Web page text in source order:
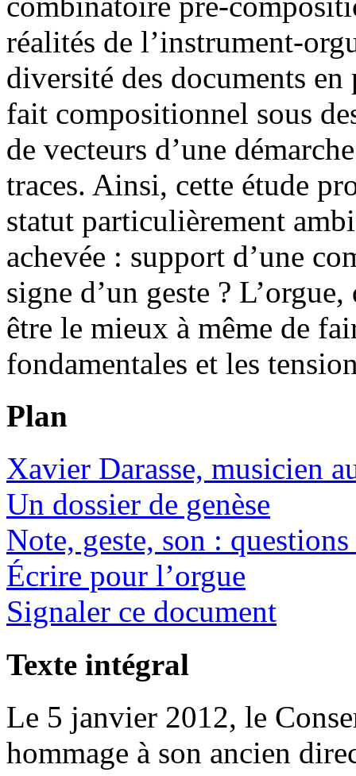
réalités de l’instrument-
diversité des documents en
fait compositionnel sous
de vecteurs d’une
traces. Ainsi, cette étude
statut particulièrement
achevée : support d’une
signe d’un geste ?
être le mieux à même de
fondamentales et les
Plan
Xavier Darasse, musicien
Un dossier de genèse
Note, geste, son :
Écrire pour l’orgue
Signaler ce document
Texte intégral
Le 5 janvier 2012, le
hommage à son ancien